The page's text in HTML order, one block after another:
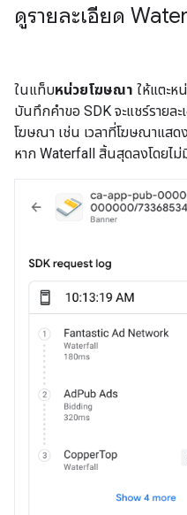
ดูรายละเอียด
ในแท็บหน่วยโฆษณา ให้แตะห
บันทึกคำขอ SDK จะแชร์รายล
โฆษณา เช่น เวลาที่โฆษณาแส
หาก Waterfall สิ้นสุดลงโดยไ